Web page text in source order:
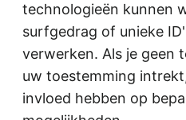
technologieën kunnen
surfgedrag of unieke
verwerken. Als je geen
uw toestemming
invloed hebben op